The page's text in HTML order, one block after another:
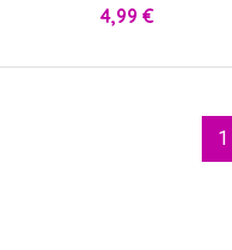
Prix
4,99 €
1